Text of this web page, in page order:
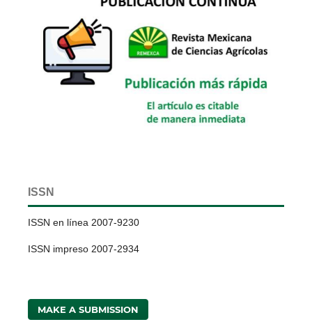
ISSN
ISSN en línea 2007-9230
ISSN impreso 2007-2934
MAKE A SUBMISSION